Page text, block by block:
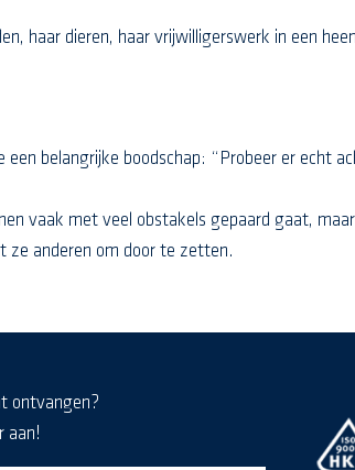
haar dieren, haar vrijwilligerswerk in een
belangrijke boodschap: “Probeer er echt
vaak met veel obstakels gepaard gaat,
ze anderen om door te zetten.
ontvangen?
aan!